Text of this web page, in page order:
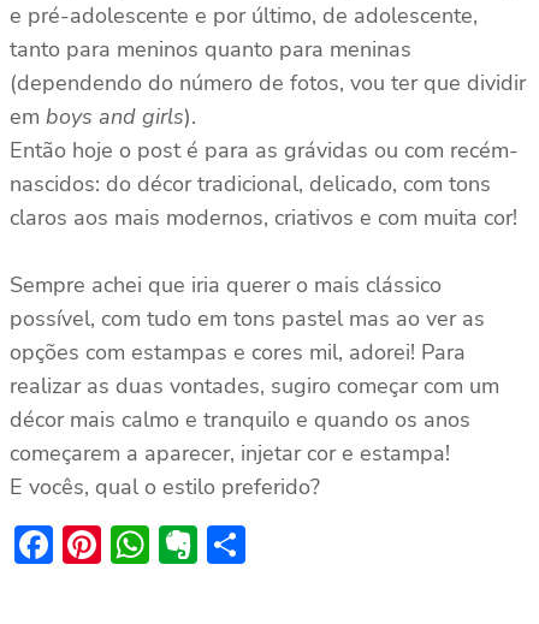
e pré-adolescente e por último, de adolescente,
tanto para meninos quanto para meninas
(dependendo do número de fotos, vou ter que dividir
em boys and girls).
Então hoje o post é para as grávidas ou com recém-
nascidos: do décor tradicional, delicado, com tons
claros aos mais modernos, criativos e com muita cor!
Sempre achei que iria querer o mais clássico
possível, com tudo em tons pastel mas ao ver as
opções com estampas e cores mil, adorei! Para
realizar as duas vontades, sugiro começar com um
décor mais calmo e tranquilo e quando os anos
começarem a aparecer, injetar cor e estampa!
E vocês, qual o estilo preferido?
Facebook
Pinterest
WhatsApp
Evernote